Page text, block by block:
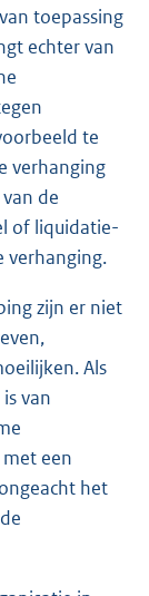
toepassing
echter van
te
verhanging
de
of liquidatie-
verhanging.
zijn er niet
Als
van
een
het